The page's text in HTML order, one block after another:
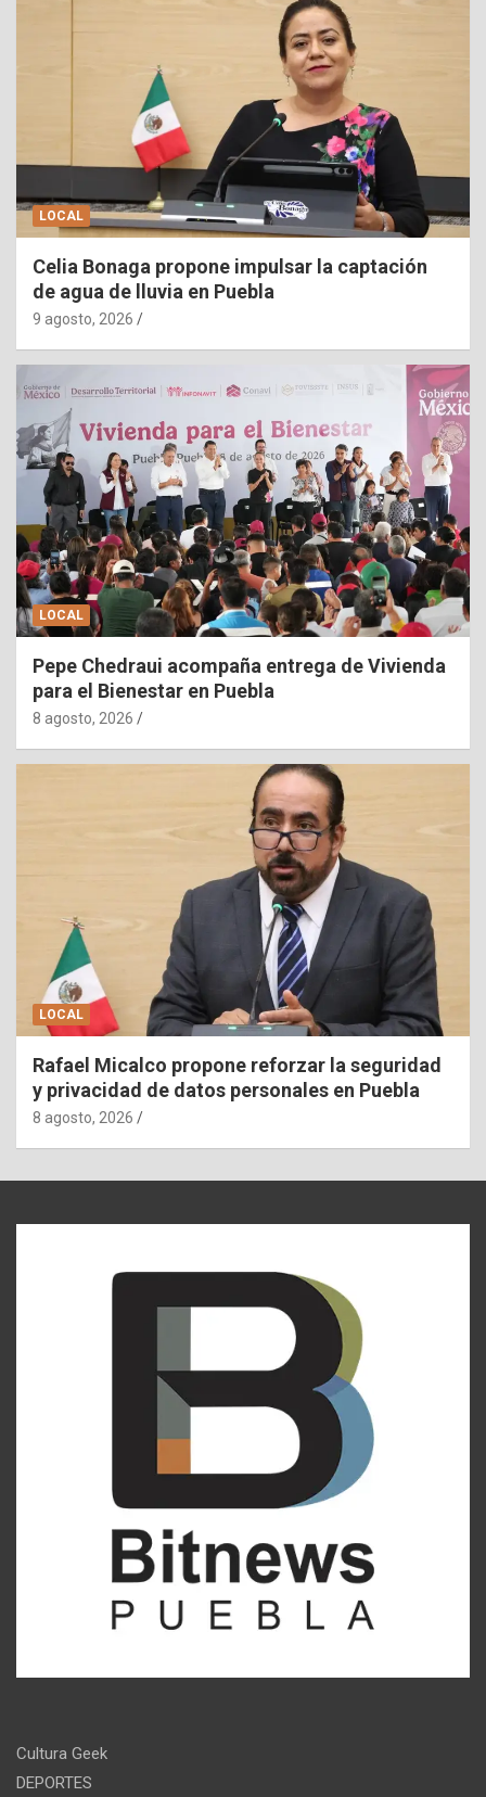
LOCAL
Celia Bonaga propone impulsar la captación
de agua de lluvia en Puebla
9 agosto, 2026
LOCAL
Pepe Chedraui acompaña entrega de Vivienda
para el Bienestar en Puebla
8 agosto, 2026
LOCAL
Rafael Micalco propone reforzar la seguridad
y privacidad de datos personales en Puebla
8 agosto, 2026
Cultura Geek
DEPORTES